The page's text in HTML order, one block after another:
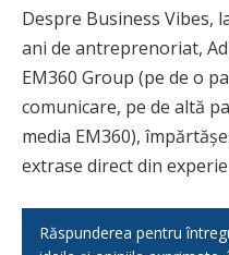
Despre Business Vibes,
ani de antreprenoriat,
EM360 Group (pe de o
comunicare, pe de altă
media EM360),
extrase direct din
Răspunderea pentru